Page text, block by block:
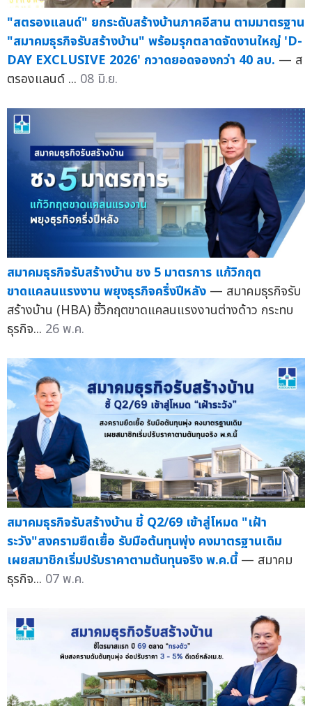
"สตรองแลนด์" ยกระดับสร้างบ้านภาคอีสาน ตามมาตรฐาน
"สมาคมธุรกิจรับสร้างบ้าน" พร้อมรุกตลาดจัดงานใหญ่ 'D-
DAY EXCLUSIVE 2026' กวาดยอดจองกว่า 40 ลบ. — ส
ตรองแลนด์ ... 08 มิ.ย.
สมาคมธุรกิจรับสร้างบ้าน ชง 5 มาตรการ แก้วิกฤต
ขาดแคลนแรงงาน พยุงธุรกิจครึ่งปีหลัง — สมาคมธุรกิจรับ
สร้างบ้าน (HBA) ชี้วิกฤตขาดแคลนแรงงานต่างด้าว กระทบ
ธุรกิจ... 26 พ.ค.
สมาคมธุรกิจรับสร้างบ้าน ชี้ Q2/69 เข้าสู่โหมด "เฝ้า
ระวัง"สงครามยืดเยื้อ รับมือต้นทุนพุ่ง คงมาตรฐานเดิม
เผยสมาชิกเริ่มปรับราคาตามต้นทุนจริง พ.ค.นี้ — สมาคม
ธุรกิจ... 07 พ.ค.